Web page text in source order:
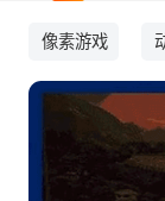
像素游戏